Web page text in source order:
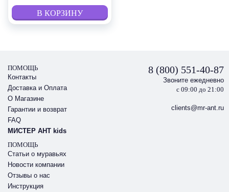
ПОМОЩЬ
Контакты
Доставка и Оплата
О Магазине
Гарантии и возврат
FAQ
МИСТЕР АНТ kids
ПОМОЩЬ
Статьи о муравьях
Новости компании
Отзывы о нас
Инструкция
8 (800) 551-40-87
Звоните ежедневно
с 09:00 до 21:00
clients@mr-ant.ru